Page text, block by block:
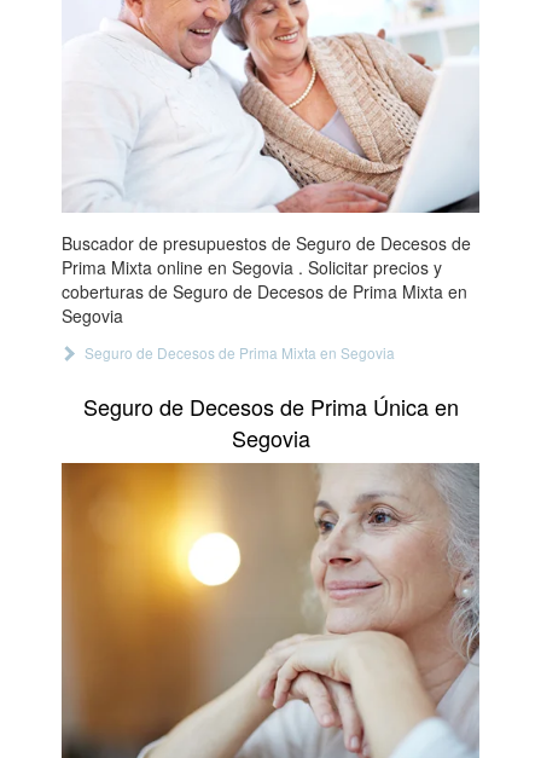
Buscador de presupuestos de Seguro de Decesos de
Prima Mixta online en Segovia . Solicitar precios y
coberturas de Seguro de Decesos de Prima Mixta en
Segovia
Seguro de Decesos de Prima Mixta en Segovia
Seguro de Decesos de Prima Única en
Segovia